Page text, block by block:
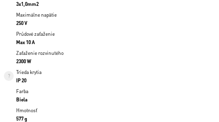
3x1,0mm2
Maximálne napätie
250 V
Prúdové zaťaženie
Max 10 A
Zaťaženie rozvinutého
2300 W
Trieda krytia
IP 20
Farba
Biela
Hmotnosť
577 g